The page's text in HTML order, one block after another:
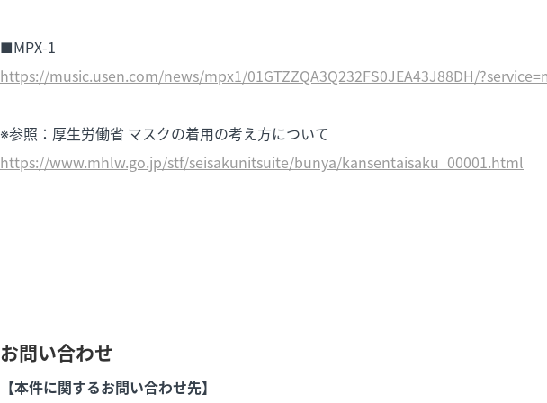
■MPX-1
https://music.usen.com/news/mpx1/01GTZZQA3Q232FS0JEA43J88DH/
※参照：厚生労働省 マスクの着用の考え方について
https://www.mhlw.go.jp/stf/seisakunitsuite/bunya/kansentaisaku_00001.html
以
お問い合わせ
【本件に関するお問い合わせ先】